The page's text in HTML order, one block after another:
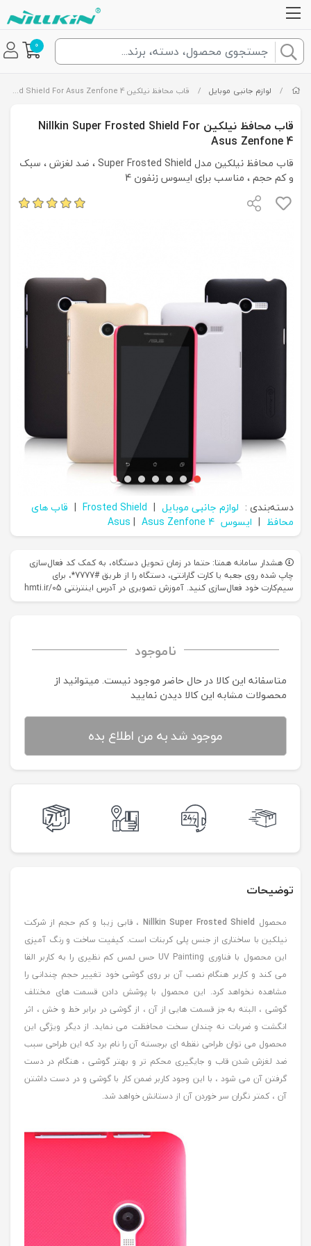
0
/ لوازم جانبی موبایل / قاب محافظ نیلکین Nillkin Super Frosted Shield For Asus Zenfone 4
قاب محافظ نیلکین Nillkin Super Frosted Shield For
Asus Zenfone 4
قاب محافظ نیلکین مدل Super Frosted Shield ، ضد لغزش ، سبک
و کم حجم ، مناسب برای ایسوس زنفون 4
دسته‌بندی : لوازم جانبی موبایل |
Frosted Shield
| قاب های
محافظ | ایسوس Asus | Asus Zenfone 4
هشدار سامانه همتا: حتما در زمان تحویل دستگاه، به کمک کد فعال‌سازی
چاپ شده روی جعبه یا کارت گارانتی، دستگاه را از طریق #7777*، برای
سیم‌کارت خود فعال‌سازی کنید. آموزش تصویری در آدرس اینترنتی hmti.ir/05
ناموجود
متاسفانه این کالا در حال حاضر موجود نیست. می‍توانید از
محصولات مشابه این کالا دیدن نمایید
موجود شد به من اطلاع بده
توضیحات
محصول Nillkin Super Frosted Shield ، قابی زیبا و کم حجم از شرکت
نیلکین با ساختاری از جنس پلی کربنات است. کیفیت ساخت و رنگ آمیزی
این محصول با فناوری UV Painting حس لمس کم نظیری را به کاربر القا
می کند و کاربر هنگام نصب آن بر روی گوشی خود تغییر حجم چندانی را
مشاهده نخواهد کرد. این محصول با پوشش دادن قسمت های مختلف
گوشی ، البته به جز قسمت هایی از آن ، از گوشی در برابر خط و خش ، اثر
انگشت و ضربات نه چندان سخت محافظت می نماید. از دیگر ویژگی این
محصول می توان طراحی نقطه ای برجسته آن را نام برد که این طراحی سبب
ضد لغزش شدن قاب و جایگیری محکم تر و بهتر گوشی ، هنگام در دست
گرفتن آن می شود ، با این وجود کاربر ضمن کار با گوشی و در دست داشتن
آن ، کمتر نگران سر خوردن آن از دستانش خواهد شد.